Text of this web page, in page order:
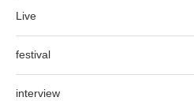
Live
festival
interview